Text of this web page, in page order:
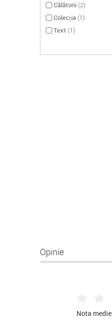
Călătorii (2)
Colecția (1)
Text (1)
Opinie
Nota medie